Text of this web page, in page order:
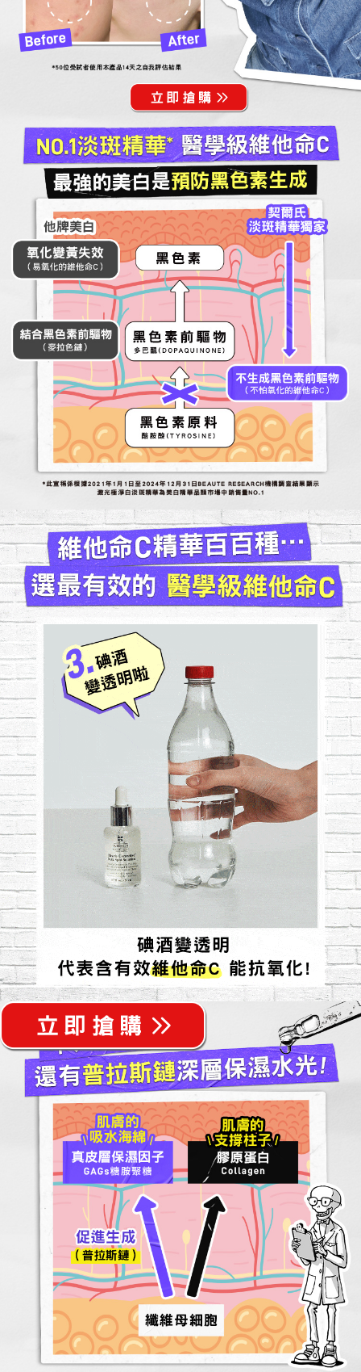
*50位受試者使用本產品14天之自我評估結果
NO.1淡斑精華* 醫學級維他命C
最強的美白是預防黑色素生成
他牌美白
氧化變黃失效
（易氧化的維他命C）
結合黑色素前驅物
（麥拉色鏈）
*此宣稱係根據2021年1月1日至2024年12月31日BEAUTE RESEARCH機構調查結果顯示
激光極淨白淡斑精華為美白精華品類市場中銷售量NO.1
契爾氏
淡斑精華獨家
不生成黑色素前驅物
（不怕氧化的維他命C）
黑色素
黑色素前驅物
多巴醌(DOPAQUINONE)
黑色素原料
酪胺酸(TYROSINE)
維他命C精華百百種...
選最有效的 醫學級維他命C
碘酒變透明 代表含有效維他命C 能抗氧化
不只美白
還有普拉斯鏈深層保濕水光!
促進生成
（普拉斯鏈）
纖維母細胞
肌膚的
吸水海綿
真皮層保濕因子
肌膚的
支撐柱子
膠原蛋白